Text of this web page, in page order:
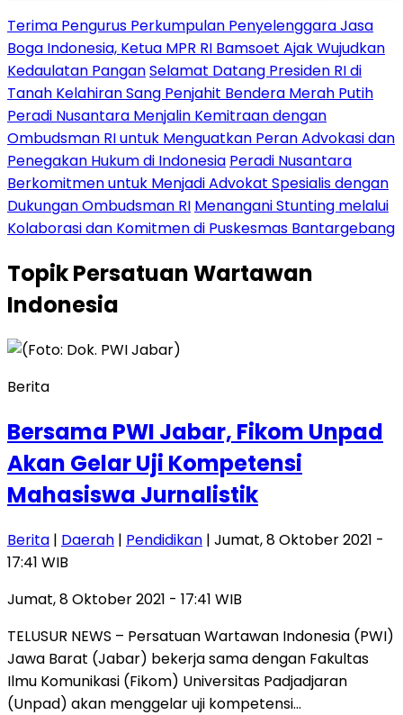
Terima Pengurus Perkumpulan Penyelenggara Jasa
Boga Indonesia, Ketua MPR RI Bamsoet Ajak Wujudkan
Kedaulatan PanganSelamat Datang Presiden RI di
Tanah Kelahiran Sang Penjahit Bendera Merah Putih
Peradi Nusantara Menjalin Kemitraan dengan
Ombudsman RI untuk Menguatkan Peran Advokasi dan
Penegakan Hukum di Indonesia Peradi Nusantara
Berkomitmen untuk Menjadi Advokat Spesialis dengan
Dukungan Ombudsman RI Menangani Stunting melalui
Kolaborasi dan Komitmen di Puskesmas Bantargebang
TopikPersatuan Wartawan
Indonesia
Berita
Bersama PWI Jabar, Fikom Unpad
Akan Gelar Uji Kompetensi
Mahasiswa Jurnalistik
Berita | Daerah | Pendidikan | Jumat, 8 Oktober 2021 -
17:41 WIB
Jumat, 8 Oktober 2021 - 17:41 WIB
TELUSUR NEWS – Persatuan Wartawan Indonesia (PWI)
Jawa Barat (Jabar) bekerja sama dengan Fakultas
Ilmu Komunikasi (Fikom) Universitas Padjadjaran
(Unpad) akan menggelar uji kompetensi…